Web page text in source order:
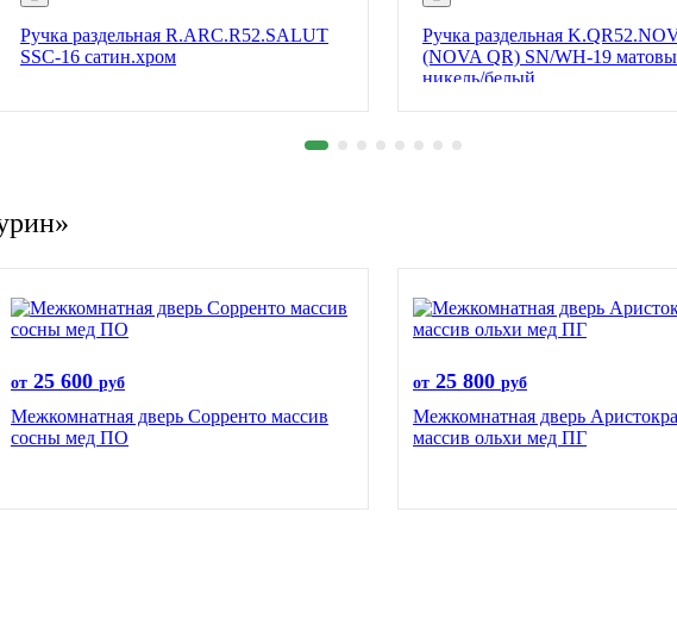
Ручка раздельная R.ARC.R52.SALUT
SSC-16 сатин.хром
Ручка раздельная
(NOVA QR) SN/WH-19
никель/белый
от 25 600 руб
Межкомнатная дверь Сорренто массив
сосны мед ПО
от 25 800 руб
Межкомнатная дверь
массив ольхи мед ПГ